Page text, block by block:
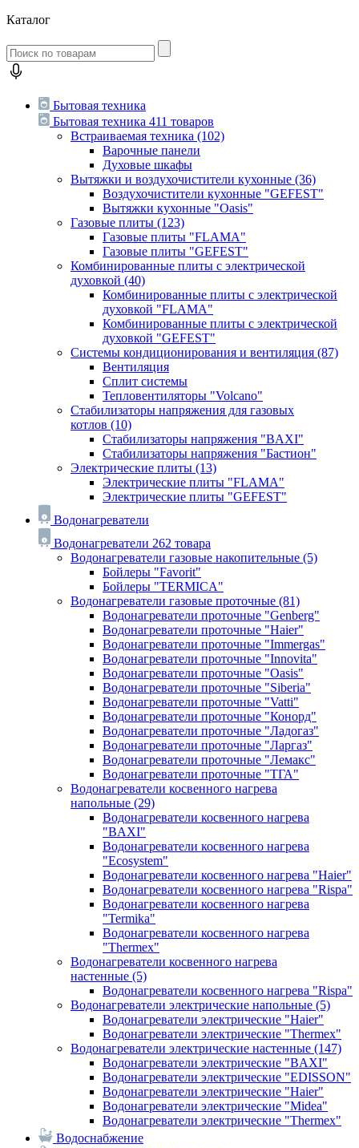
Каталог
Бытовая техника
Бытовая техника 411 товаров
Встраиваемая техника (102)
Варочные панели
Духовые шкафы
Вытяжки и воздухочистители кухонные (36)
Воздухочистители кухонные "GEFEST"
Вытяжки кухонные "Oasis"
Газовые плиты (123)
Газовые плиты "FLAMA"
Газовые плиты "GEFEST"
Комбинированные плиты с электрической
духовкой (40)
Комбинированные плиты с электрической
духовкой "FLAMA"
Комбинированные плиты с электрической
духовкой "GEFEST"
Системы кондиционирования и вентиляция (87)
Вентиляция
Сплит системы
Тепловентиляторы "Volcano"
Стабилизаторы напряжения для газовых
котлов (10)
Стабилизаторы напряжения "BAXI"
Стабилизаторы напряжения "Бастион"
Электрические плиты (13)
Электрические плиты "FLAMA"
Электрические плиты "GEFEST"
Водонагреватели
Водонагреватели 262 товара
Водонагреватели газовые накопительные (5)
Бойлеры "Favorit"
Бойлеры "TERMICA"
Водонагреватели газовые проточные (81)
Водонагреватели проточные "Genberg"
Водонагреватели проточные "Haier"
Водонагреватели проточные "Immergas"
Водонагреватели проточные "Innovita"
Водонагреватели проточные "Oasis"
Водонагреватели проточные "Siberia"
Водонагреватели проточные "Vatti"
Водонагреватели проточные "Конорд"
Водонагреватели проточные "Ладогаз"
Водонагреватели проточные "Ларгаз"
Водонагреватели проточные "Лемакс"
Водонагреватели проточные "ТГА"
Водонагреватели косвенного нагрева
напольные (29)
Водонагреватели косвенного нагрева
"BAXI"
Водонагреватели косвенного нагрева
"Ecosystem"
Водонагреватели косвенного нагрева "Haier"
Водонагреватели косвенного нагрева "Rispa"
Водонагреватели косвенного нагрева
"Termika"
Водонагреватели косвенного нагрева
"Thermex"
Водонагреватели косвенного нагрева
настенные (5)
Водонагреватели косвенного нагрева "Rispa"
Водонагреватели электрические напольные (5)
Водонагреватели электрические "Haier"
Водонагреватели электрические "Thermex"
Водонагреватели электрические настенные (147)
Водонагреватели электрические "BAXI"
Водонагреватели электрические "EDISSON"
Водонагреватели электрические "Haier"
Водонагреватели электрические "Midea"
Водонагреватели электрические "Thermex"
Водоснабжение